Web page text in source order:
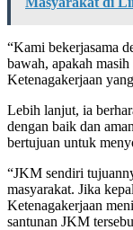
“Kami bekerjasama
bawah, apakah
Ketenagakerjaan
Lebih lanjut, ia
dengan baik dan
bertujuan untuk
“JKM sendiri
masyarakat. Jika
Ketenagakerjaan
santunan JKM